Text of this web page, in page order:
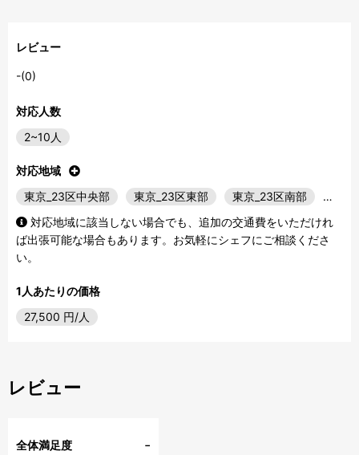
レビュー
-(0)
対応人数
2~10人
対応地域
東京_23区中央部
東京_23区東部 東京_23区南部
…
対応地域に該当しない場合でも、追加の交通費をいただけれ
ば出張可能な場合もあります。お気軽にシェフにご相談くださ
い。
1人あたりの価格
27,500 円/人
レビュー
全体満足度 -